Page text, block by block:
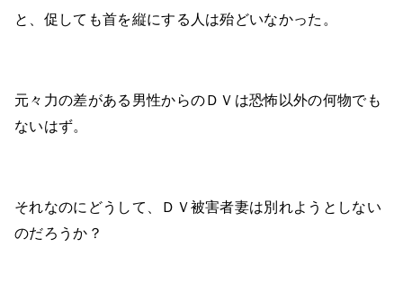
と、促しても首を縦にする人は殆どいなかった。
元々力の差がある男性からのＤＶは恐怖以外の何物でも
ないはず。
それなのにどうして、ＤＶ被害者妻は別れようとしない
のだろうか？